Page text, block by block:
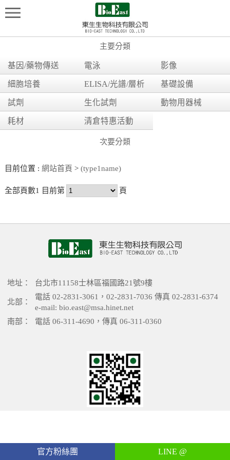
主要分類
基因/藥物傳送 電泳 影像
細胞培養 ELISA/光譜/層析 基礎設備
試劑 生化試劑 動物用器械
耗材 清倉特惠活動
次要分類
目前位置 : 網站首頁 > (type1name)
全部頁數1 目前第 頁
地址： 台北市11158士林區福國路21號9樓
北部：
電話 02-2831-3061，02-2831-7036 傳真 02-2831-6374
e-mail: bio.east@msa.hinet.net
南部：
電話 06-311-4690，傳真 06-311-0360
官方粉絲團 LINE @